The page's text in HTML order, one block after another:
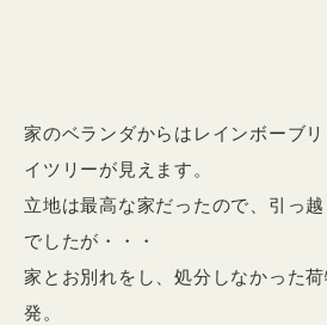
家のベランダからはレインボーブ
イツリーが見えます。
立地は最高な家だったので、引っ
でしたが・・・
家とお別れをし、処分しなかった
発。